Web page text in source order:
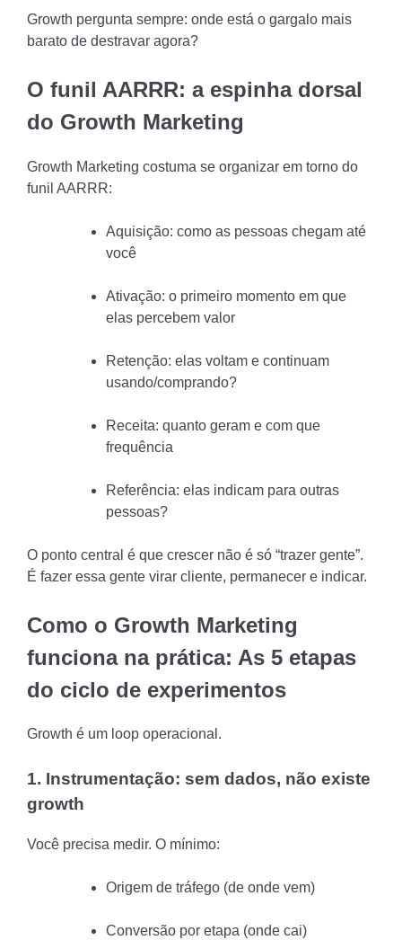
Growth pergunta sempre: onde está o gargalo mais
barato de destravar agora?
O funil AARRR: a espinha dorsal
do Growth Marketing
Growth Marketing costuma se organizar em torno do
funil AARRR:
Aquisição: como as pessoas chegam até
você
Ativação: o primeiro momento em que
elas percebem valor
Retenção: elas voltam e continuam
usando/comprando?
Receita: quanto geram e com que
frequência
Referência: elas indicam para outras
pessoas?
O ponto central é que crescer não é só “trazer gente”.
É fazer essa gente virar cliente, permanecer e indicar.
Como o Growth Marketing
funciona na prática: As 5 etapas
do ciclo de experimentos
Growth é um loop operacional.
1. Instrumentação: sem dados, não existe
growth
Você precisa medir. O mínimo:
Origem de tráfego (de onde vem)
Conversão por etapa (onde cai)